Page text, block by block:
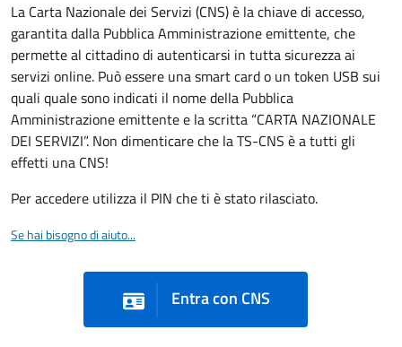
La Carta Nazionale dei Servizi (CNS) è la chiave di accesso,
garantita dalla Pubblica Amministrazione emittente, che
permette al cittadino di autenticarsi in tutta sicurezza ai
servizi online. Può essere una smart card o un token USB sui
quali quale sono indicati il nome della Pubblica
Amministrazione emittente e la scritta “CARTA NAZIONALE
DEI SERVIZI”. Non dimenticare che la TS-CNS è a tutti gli
effetti una CNS!
Per accedere utilizza il PIN che ti è stato rilasciato.
Se hai bisogno di aiuto...
Entra con CNS